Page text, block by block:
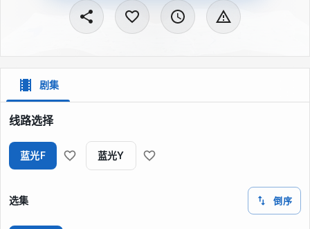
剧集
线路选择
蓝光F 蓝光Y
选集 倒序